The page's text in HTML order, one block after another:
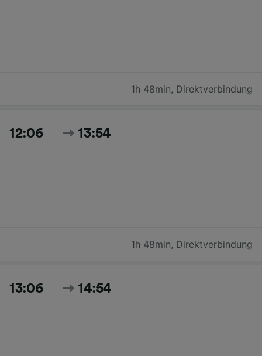
1h 48min, Direktverbindung
12:06 13:54
1h 48min, Direktverbindung
13:06 14:54